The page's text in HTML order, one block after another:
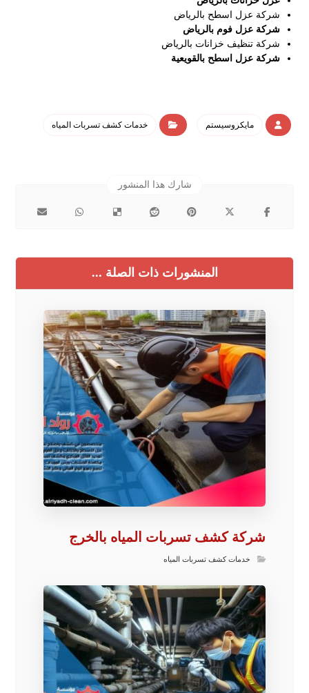
شركة عزل اسطح بالرياض
شركة عزل فوم بالرياض
شركة تنظيف خزانات بالرياض
شركة عزل اسطح بالقويعية
مايكروسيستم خدمات كشف تسربات المياه
المنشورات ذات الصلة ...
شركة كشف تسربات المياه بالخرج
خدمات كشف تسربات المياه